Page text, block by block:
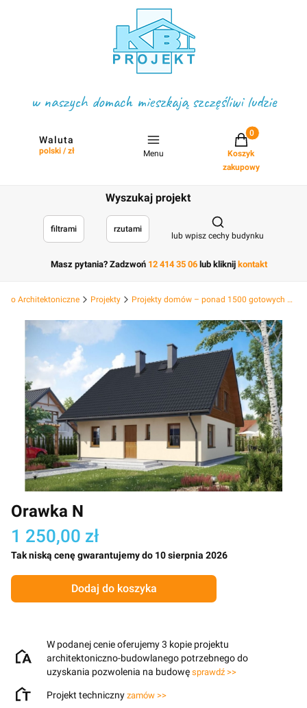
w naszych domach mieszkają szczęśliwi ludzie
Waluta
polski / zł Menu
Projekty w
Koszyk
zakupowy
Wyszukaj projekt
filtrami rzutami
Otwórz
lub wpisz cechy budynku
Masz pytania? Zadzwoń 12 414 35 06 lub kliknij kontakt
Architektoniczne Projekty Projekty domów – ponad 1500 gotowych projektów
Orawka N
1 250,00 zł
Tak niską cenę gwarantujemy do 10 sierpnia 2026
Dodaj do koszyka
W podanej cenie oferujemy 3 kopie projektu
architektoniczno-budowlanego potrzebnego do
uzyskania pozwolenia na budowę sprawdź >>
Projekt techniczny zamów >>